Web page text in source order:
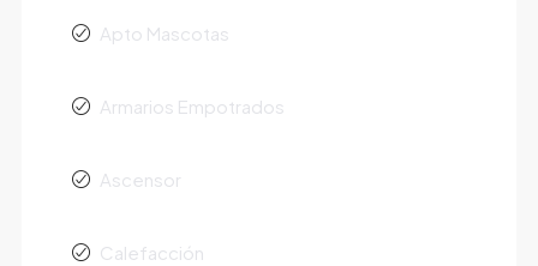
Apto Mascotas
Armarios Empotrados
Ascensor
Calefacción